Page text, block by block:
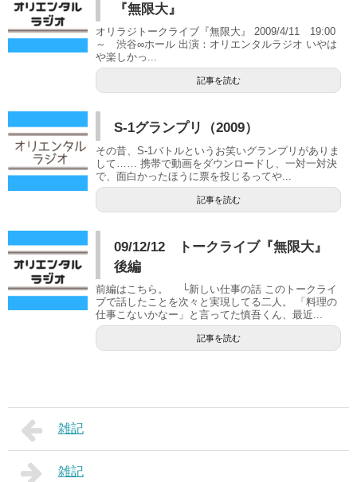
『無限大』
オリラジトークライブ『無限大』 2009/4/11 19:00
～ 渋谷∞ホール 出演：オリエンタルラジオ いやは
や楽しかっ...
記事を読む
S-1グランプリ（2009）
その昔、S-1バトルというお笑いグランプリがありま
して…… 携帯で動画をダウンロードし、一対一対決
で、面白かったほうに票を投じるってや...
記事を読む
09/12/12 トークライブ『無限大』
後編
前編はこちら。 └新しい仕事の話 このトークライ
ブで話したことを次々と実現してる二人。 「料理の
仕事こないかなー」と言ってた慎吾くん、最近...
記事を読む
雑記
雑記